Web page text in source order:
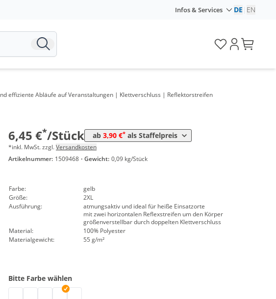
Infos & Services DE EN
effiziente Abläufe auf Veranstaltungen | Klettverschluss | Reflektorstreifen
6,45 €*/Stück ab 3,90 €* als Staffelpreis
ab 50 Stück 3,90 €
*inkl. MwSt. zzgl.Versandkosten
Artikelnummer: 1509468 · Gewicht: 0,09 kg/Stück
Farbe:
gelb
Größe:
2XL
Ausführung:
atmungsaktiv und ideal für heiße Einsatzorte
mit zwei horizontalen Reflexstreifen um den Körper
größenverstellbar durch doppelten Klettverschluss
Material:
100% Polyester
Materialgewicht:
55 g/m²
Bitte Farbe wählen
Warnweste atmungsaktiv | blau
Warnweste atmungsaktiv | grün
Warnweste atmungsaktiv | rot
Warnweste atmungsaktiv | gelb
Warnweste atmungsaktiv | orange